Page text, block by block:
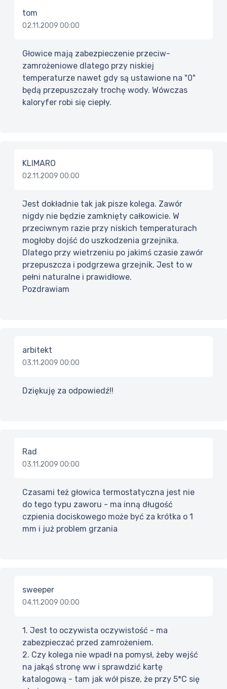
tom
02.11.2009 00:00
Głowice mają zabezpieczenie przeciw-
zamrożeniowe dlatego przy niskiej
temperaturze nawet gdy są ustawione na "0"
będą przepuszczały trochę wody. Wówczas
kaloryfer robi się ciepły.
KLIMARO
02.11.2009 00:00
Jest dokładnie tak jak pisze kolega. Zawór
nigdy nie będzie zamknięty całkowicie. W
przeciwnym razie przy niskich temperaturach
mogłoby dojść do uszkodzenia grzejnika.
Dlatego przy wietrzeniu po jakimś czasie zawór
przepuszcza i podgrzewa grzejnik. Jest to w
pełni naturalne i prawidłowe.
Pozdrawiam
arbitekt
03.11.2009 00:00
Dziękuję za odpowiedź!!
Rad
03.11.2009 00:00
Czasami też głowica termostatyczna jest nie
do tego typu zaworu - ma inną długość
czpienia dociskowego może być za krótka o 1
mm i już problem grzania
sweeper
04.11.2009 00:00
1. Jest to oczywista oczywistość - ma
zabezpieczać przed zamrożeniem.
2. Czy kolega nie wpadł na pomysł, żeby wejść
na jakąś stronę ww i sprawdzić kartę
katalogową - tam jak wół pisze, że przy 5*C się